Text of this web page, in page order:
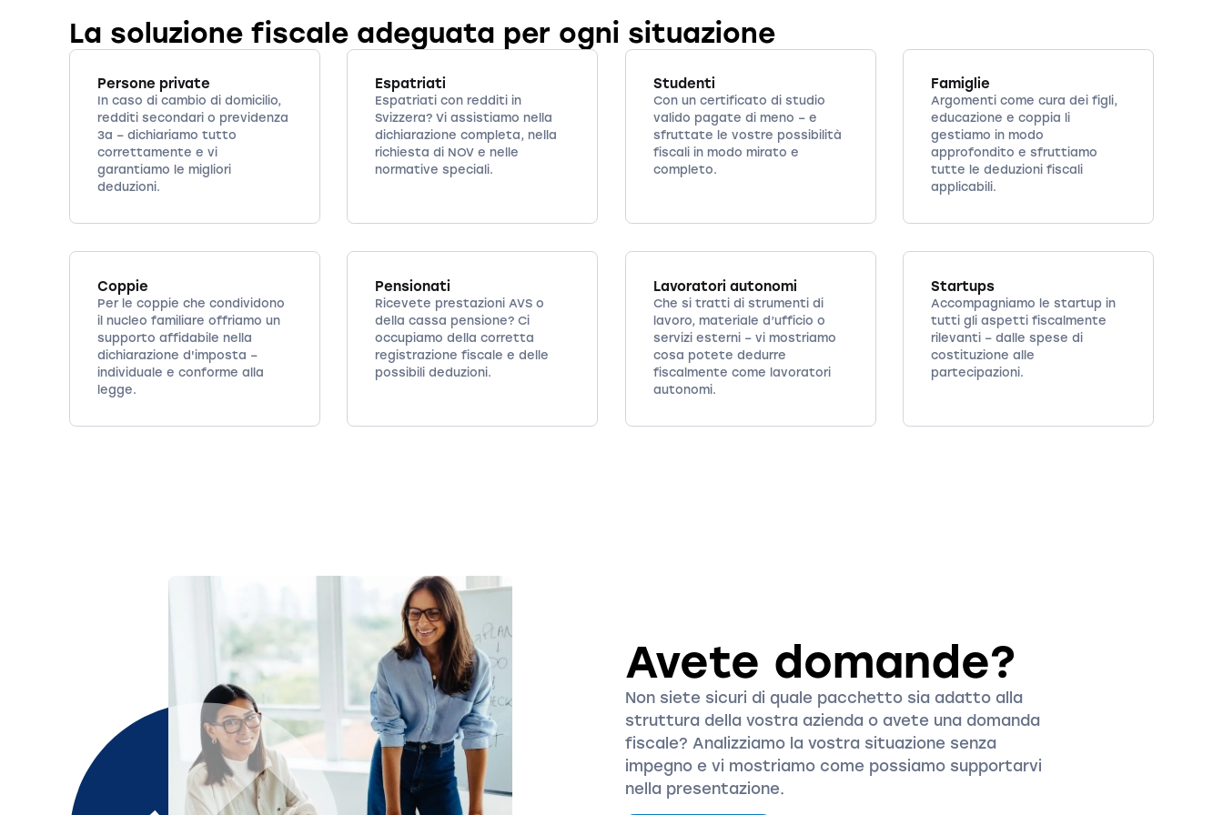
La soluzione fiscale adeguata per ogni situazione
Persone private
In caso di cambio di domicilio,
redditi secondari o previdenza
3a – dichiariamo tutto
correttamente e vi
garantiamo le migliori
deduzioni.
Espatriati
Espatriati con redditi in
Svizzera? Vi assistiamo nella
dichiarazione completa, nella
richiesta di NOV e nelle
normative speciali.
Studenti
Con un certificato di studio
valido pagate di meno – e
sfruttate le vostre possibilità
fiscali in modo mirato e
completo.
Famiglie
Argomenti come cura dei figli,
educazione e coppia li
gestiamo in modo
approfondito e sfruttiamo
tutte le deduzioni fiscali
applicabili.
Coppie
Per le coppie che condividono
il nucleo familiare offriamo un
supporto affidabile nella
dichiarazione d'imposta –
individuale e conforme alla
legge.
Pensionati
Ricevete prestazioni AVS o
della cassa pensione? Ci
occupiamo della corretta
registrazione fiscale e delle
possibili deduzioni.
Lavoratori autonomi
Che si tratti di strumenti di
lavoro, materiale d’ufficio o
servizi esterni – vi mostriamo
cosa potete dedurre
fiscalmente come lavoratori
autonomi.
Startups
Accompagniamo le startup in
tutti gli aspetti fiscalmente
rilevanti – dalle spese di
costituzione alle
partecipazioni.
Avete domande?
Non siete sicuri di quale pacchetto sia adatto alla
struttura della vostra azienda o avete una domanda
fiscale? Analizziamo la vostra situazione senza
impegno e vi mostriamo come possiamo supportarvi
nella presentazione.